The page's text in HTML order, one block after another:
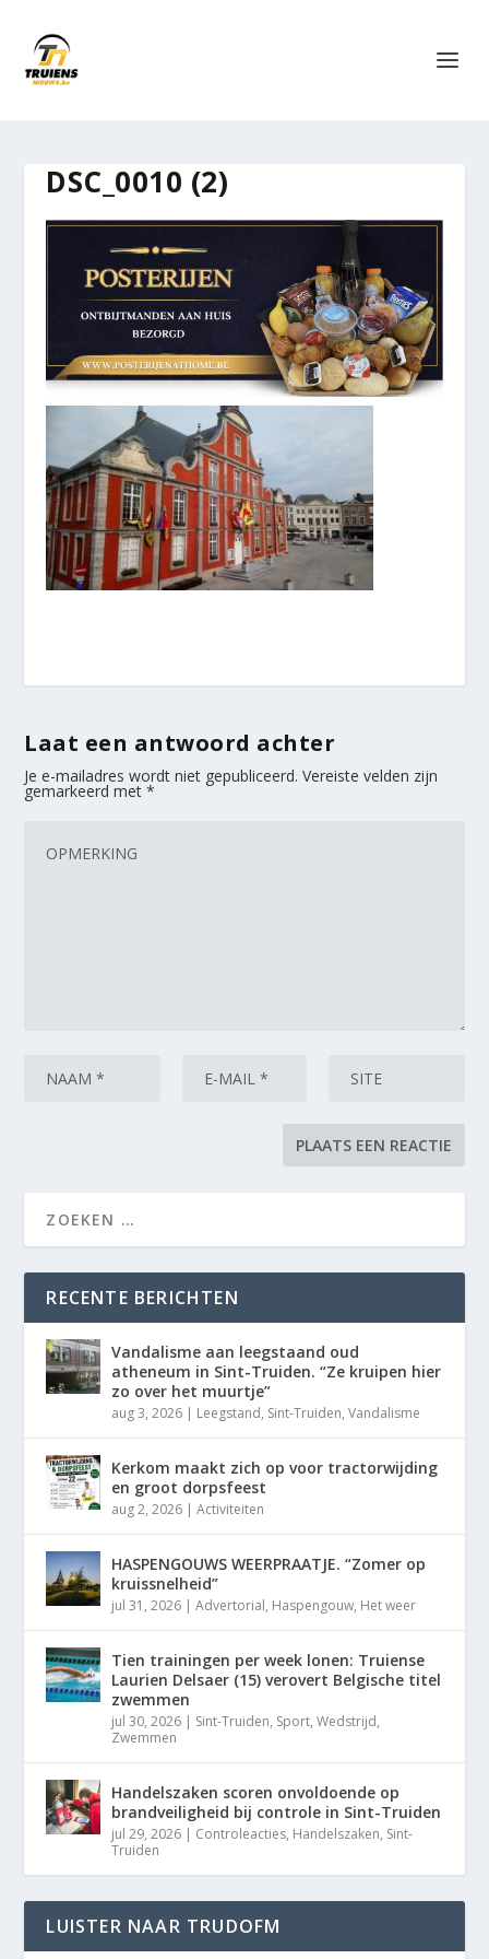
DSC_0010 (2)
Laat een antwoord achter
Je e-mailadres wordt niet gepubliceerd. Vereiste velden zijn
gemarkeerd met*
RECENTE BERICHTEN
Vandalisme aan leegstaand oud
atheneum in Sint-Truiden. “Ze kruipen hier
zo over het muurtje”
aug 3, 2026 | Leegstand, Sint-Truiden,Vandalisme
Kerkom maakt zich op voor tractorwijding
en groot dorpsfeest
aug 2, 2026 |Activiteiten
HASPENGOUWS WEERPRAATJE. “Zomer op
kruissnelheid”
jul 31, 2026 |Advertorial, Haspengouw, Het weer
Tien trainingen per week lonen: Truiense
Laurien Delsaer (15) verovert Belgische titel
zwemmen
jul 30, 2026 | Sint-Truiden, Sport,Wedstrijd,
Zwemmen
Handelszaken scoren onvoldoende op
brandveiligheid bij controle in Sint-Truiden
jul 29, 2026 | Controleacties, Handelszaken, Sint-
Truiden
LUISTER NAAR TRUDOFM